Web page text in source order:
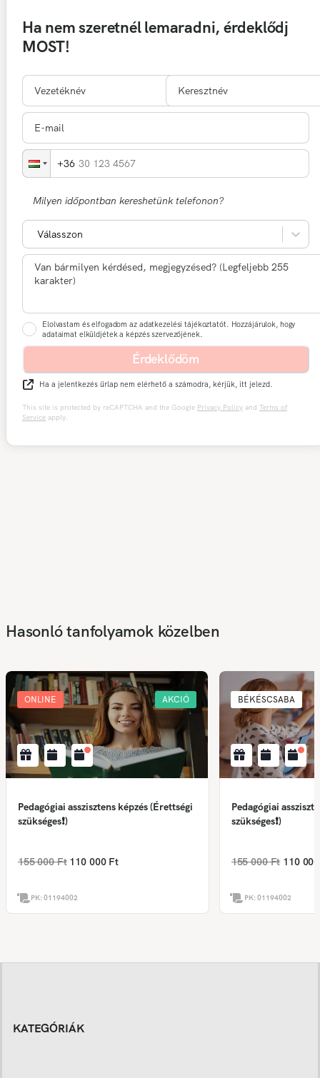
Ha nem szeretnél lemaradni, érdeklődj
MOST!
30 123 4567
Milyen időpontban kereshetünk telefonon?
Válasszon
Elolvastam és elfogadom az adatkezelési tájékoztatót. Hozzájárulok, hogy
adataimat elküldjétek a képzés szervezőjének.
Érdeklődöm
Ha a jelentkezés űrlap nem elérhető a számodra, kérjük, itt jelezd.
This site is protected by reCAPTCHA and the Google Privacy Policy and Terms of
Service apply.
Hasonló tanfolyamok közelben
ONLINE AKCIÓ
Pedagógiai asszisztens képzés (Érettségi
szükséges❗)
155 000 Ft 110 000 Ft
PK:01194002
BÉKÉSCSABA
Pedagógiai
szükséges❗)
155 000 Ft 110
PK:01194002
KATEGÓRIÁK